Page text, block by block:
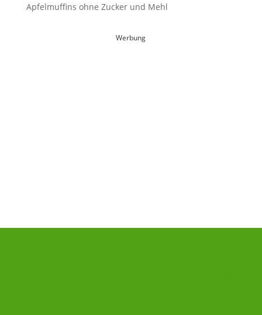
Apfelmuffins ohne Zucker und Mehl
Werbung